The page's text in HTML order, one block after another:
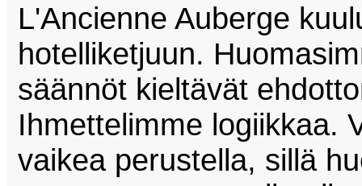
L'Ancienne Auberge
hotelliketjuun.
säännöt kieltävät
Ihmettelimme logiikkaa.
vaikea perustella, sillä